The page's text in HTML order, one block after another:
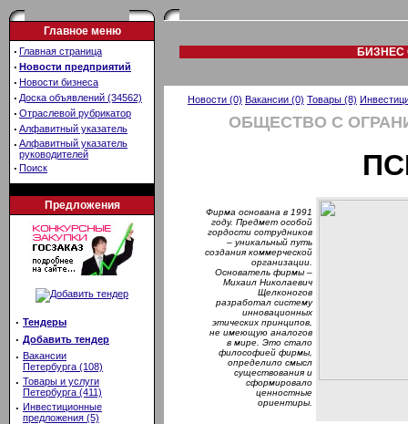
Главное меню
· Главная страница
· Новости предприятий
· Новости бизнеса
· Доска объявлений (34562)
· Отраслевой рубрикатор
· Алфавитный указатель
· Алфавитный указатель
руководителей
· Поиск
Предложения
· Тендеры
· Добавить тендер
· Вакансии
Петербурга (108)
· Товары и услуги
Петербурга (411)
· Инвестиционные
предложения (5)
БИЗНЕС
Новости (0) Вакансии (0) Товары (8)
ОБЩЕСТВО С
Фирма основана в 1991
году. Предмет особой
гордости сотрудников
– уникальный путь
создания коммерческой
организации.
Основатель фирмы –
Михаил Николаевич
Щелконогов
разработал систему
инновационных
этических принципов,
не имеющую аналогов
в мире. Это стало
философией фирмы,
определило смысл
существования и
сформировало
ценностные
ориентиры.